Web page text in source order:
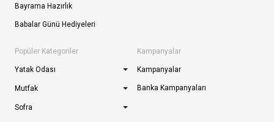
Bayrama Hazırlık
Babalar Günü Hediyeleri
Popüler Kategoriler
Yatak Odası
Mutfak
Sofra
Kampanyalar
Kampanyalar
Banka Kampanyaları